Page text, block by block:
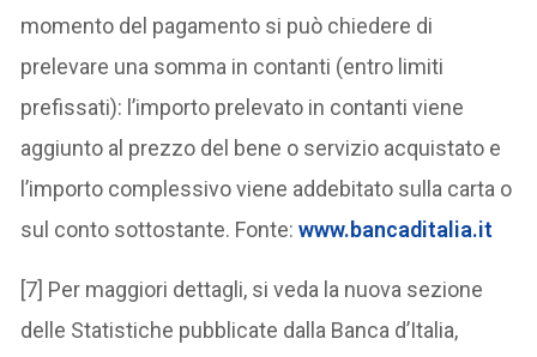
momento del pagamento si può chiedere di
prelevare una somma in contanti (entro limiti
prefissati): l’importo prelevato in contanti viene
aggiunto al prezzo del bene o servizio acquistato e
l’importo complessivo viene addebitato sulla carta o
sul conto sottostante. Fonte:www.bancaditalia.it
[7] Per maggiori dettagli, si veda la nuova sezione
delle Statistiche pubblicate dalla Banca d’Italia,